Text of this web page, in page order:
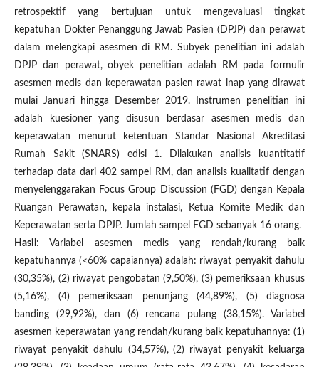
retrospektif yang bertujuan untuk mengevaluasi tingkat
kepatuhan Dokter Penanggung Jawab Pasien (DPJP) dan perawat
dalam melengkapi asesmen di RM. Subyek penelitian ini adalah
DPJP dan perawat, obyek penelitian adalah RM pada formulir
asesmen medis dan keperawatan pasien rawat inap yang dirawat
mulai Januari hingga Desember 2019. Instrumen penelitian ini
adalah kuesioner yang disusun berdasar asesmen medis dan
keperawatan menurut ketentuan Standar Nasional Akreditasi
Rumah Sakit (SNARS) edisi 1. Dilakukan analisis kuantitatif
terhadap data dari 402 sampel RM, dan analisis kualitatif dengan
menyelenggarakan Focus Group Discussion (FGD) dengan Kepala
Ruangan Perawatan, kepala instalasi, Ketua Komite Medik dan
Keperawatan serta DPJP. Jumlah sampel FGD sebanyak 16 orang.
Hasil : Variabel asesmen medis yang rendah/kurang baik
kepatuhannya (<60% capaiannya) adalah: riwayat penyakit dahulu
(30,35%), (2) riwayat pengobatan (9,50%), (3) pemeriksaan khusus
(5,16%), (4) pemeriksaan penunjang (44,89%), (5) diagnosa
banding (29,92%), dan (6) rencana pulang (38,15%). Variabel
asesmen keperawatan yang rendah/kurang baik kepatuhannya: (1)
riwayat penyakit dahulu (34,57%), (2) riwayat penyakit keluarga